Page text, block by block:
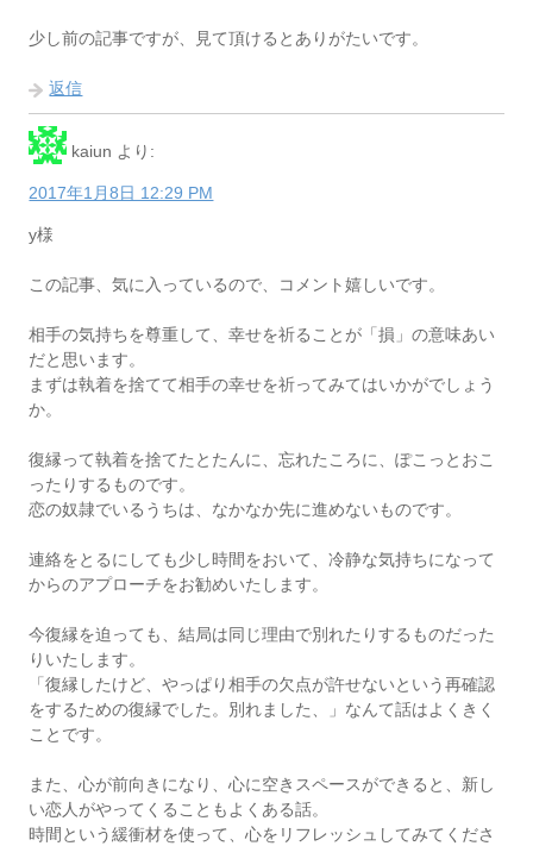
少し前の記事ですが、見て頂けるとありがたいです。
返信
kaiun より:
2017年1月8日 12:29 PM
y様
この記事、気に入っているので、コメント嬉しいです。
相手の気持ちを尊重して、幸せを祈ることが「損」の意味あい
だと思います。
まずは執着を捨てて相手の幸せを祈ってみてはいかがでしょう
か。
復縁って執着を捨てたとたんに、忘れたころに、ぽこっとおこ
ったりするものです。
恋の奴隷でいるうちは、なかなか先に進めないものです。
連絡をとるにしても少し時間をおいて、冷静な気持ちになって
からのアプローチをお勧めいたします。
今復縁を迫っても、結局は同じ理由で別れたりするものだった
りいたします。
「復縁したけど、やっぱり相手の欠点が許せないという再確認
をするための復縁でした。別れました、」なんて話はよくきく
ことです。
また、心が前向きになり、心に空きスペースができると、新し
い恋人がやってくることもよくある話。
時間という緩衝材を使って、心をリフレッシュしてみてくださ